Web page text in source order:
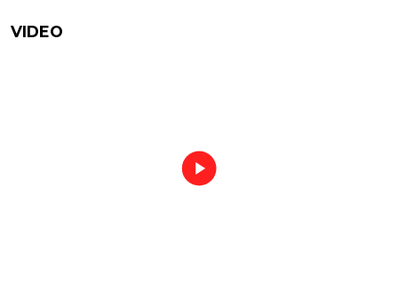
VIDEO